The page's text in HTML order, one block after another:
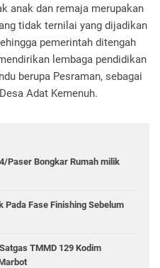
anak dan remaja merupakan
tidak ternilai yang dijadikan
pemerintah ditengah
lembaga pendidikan
berupa Pesraman, sebagai
Adat Kemenuh.
Paser Bongkar Rumah milik
Pada Fase Finishing Sebelum
TMMD 129 Kodim